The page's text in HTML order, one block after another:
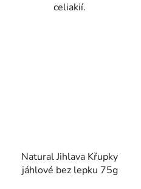
celiakií.
Natural Jihlava Křupky
jáhlové bez lepku 75g